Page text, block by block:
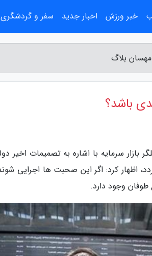
بلاگ
باشد؟
سرمایه با اشاره به تصمیمات اخیر
اظهار کرد: اگر این صحبت ها اجرایی
طوفان وجود دارد.
خبر ورزش اخبار جدید سفر و گردشگری